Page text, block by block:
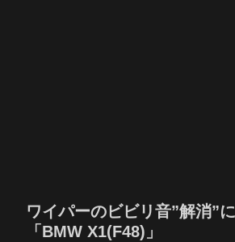
ワイパーのビビリ音”解消”
「BMW X1(F48)」